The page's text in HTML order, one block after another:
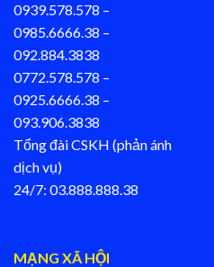
0939.578.578 –
0985.6666.38 –
092.884.3838
0772.578.578 –
0925.6666.38 –
093.906.3838
Tổng đài CSKH (phản ánh
dịch vụ)
24/7: 03.888.888.38
MẠNG XÃ HỘI